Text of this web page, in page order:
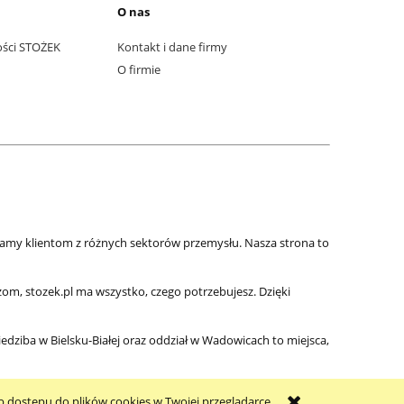
STOŻEK
O nas
Kontakt i dane firmy
O firmie
klientom z różnych sektorów przemysłu. Nasza strona to
stozek.pl ma wszystko, czego potrzebujesz. Dzięki
w Bielsku-Białej oraz oddział w Wadowicach to miejsca,